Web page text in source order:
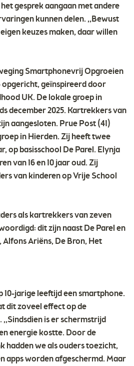
gesprek aangaan met andere
kunnen delen. ,,Bewust
keuzes maken, daar willen
Smartphonevrij Opgroeien
opgericht, geïnspireerd door
UK. De lokale groep in
december 2025. Kartrekkers van
aangesloten. Prue Post (41)
in Hierden. Zij heeft twee
op basisschool De Parel. Elynja
van 16 en 10 jaar oud. Zij
van kinderen op Vrije School
als kartrekkers van zeven
dit zijn naast De Parel en
Ariëns, De Bron, Het
10-jarige leeftijd een smartphone.
dit zoveel effect op de
is er schermstrijd
energie kostte. Door de
hadden we als ouders toezicht,
apps worden afgeschermd. Maar